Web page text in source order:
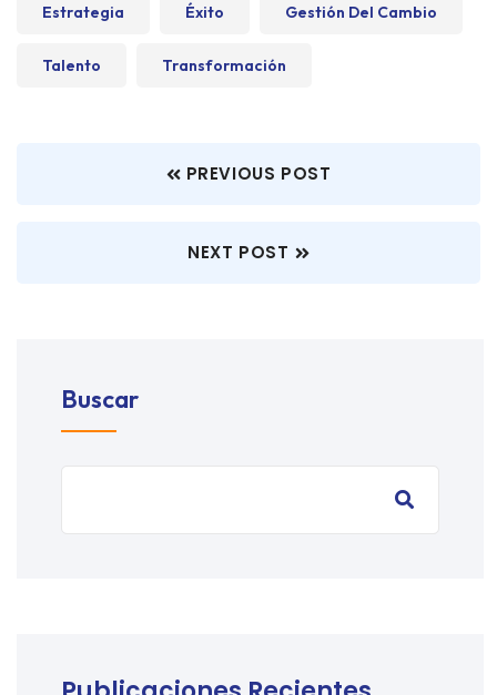
Estrategia Éxito Gestión Del Cambio
Talento Transformación
PREVIOUS POST
NEXT POST
Buscar